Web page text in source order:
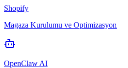
Shopify
Magaza Kurulumu ve Optimizasyon
OpenClaw AI